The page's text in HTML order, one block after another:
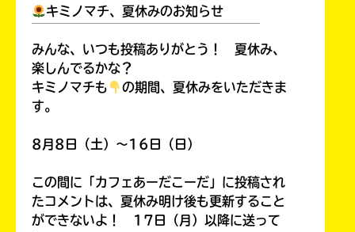
キミノマチ、夏休みのお知らせ
みんな、いつも投稿ありがとう！ 夏休み、
楽しんでるかな？
キミノマチも
の期間、夏休みをいただきま
す。
8月8日（土）～16日（日）
この間に「カフェあーだこーだ」に投稿され
たコメントは、夏休み明け後も更新すること
ができないよ！ 17日（月）以降に送って